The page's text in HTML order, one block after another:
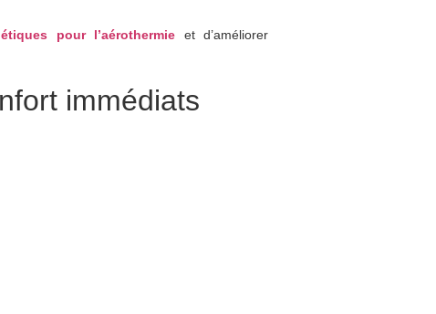
pour l’aérothermie et d’améliorer
immédiats